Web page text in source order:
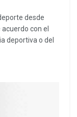
desde
con el
deportiva o del